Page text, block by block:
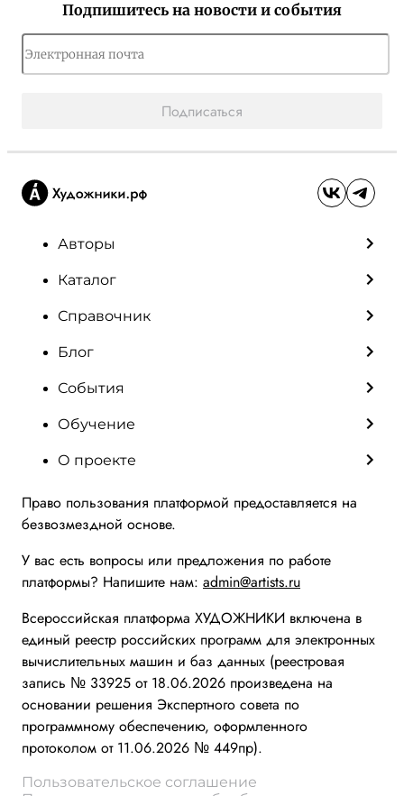
Подпишитесь на новости и события
Подписаться
Авторы
Каталог
Справочник
Блог
События
Обучение
О проекте
Право пользования платформой предоставляется на
безвозмездной основе.
У вас есть вопросы или предложения по работе
платформы? Напишите нам: admin@artists.ru
Всероссийская платформа ХУДОЖНИКИ включена в
единый реестр российских программ для электронных
вычислительных машин и баз данных (реестровая
запись № 33925 от 18.06.2026 произведена на
основании решения Экспертного совета по
программному обеспечению, оформленного
протоколом от 11.06.2026 № 449пр).
Пользовательское соглашение